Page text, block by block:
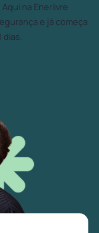
na Enerlivre
e já começa
dias.